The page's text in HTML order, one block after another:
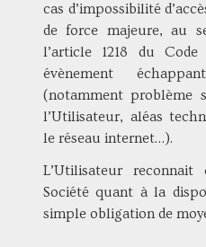
cas d’impossibilité
de force majeure, au
l’article 1218 du
évènement
(notamment problème
l’Utilisateur, aléas
le réseau internet…).
L’Utilisateur
Société quant à la
simple obligation de